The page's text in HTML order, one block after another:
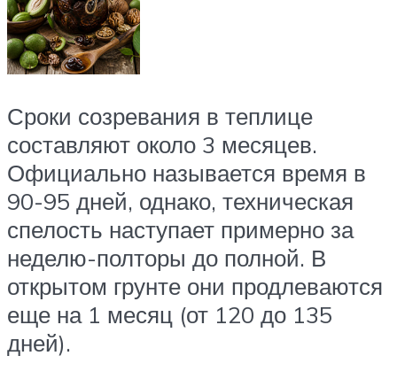
Сроки созревания в теплице
составляют около 3 месяцев.
Официально называется время в
90-95 дней, однако, техническая
спелость наступает примерно за
неделю-полторы до полной. В
открытом грунте они продлеваются
еще на 1 месяц (от 120 до 135
дней).